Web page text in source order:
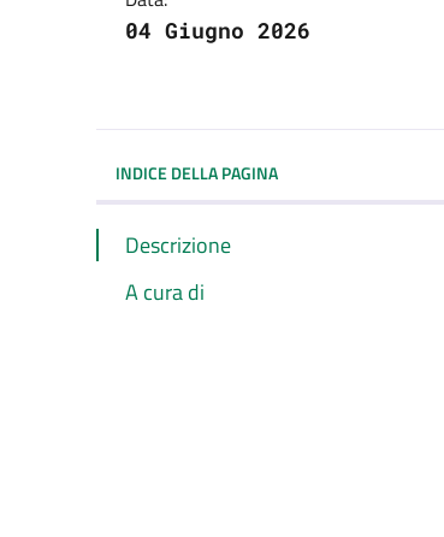
04 Giugno 2026
INDICE DELLA PAGINA
Descrizione
A cura di